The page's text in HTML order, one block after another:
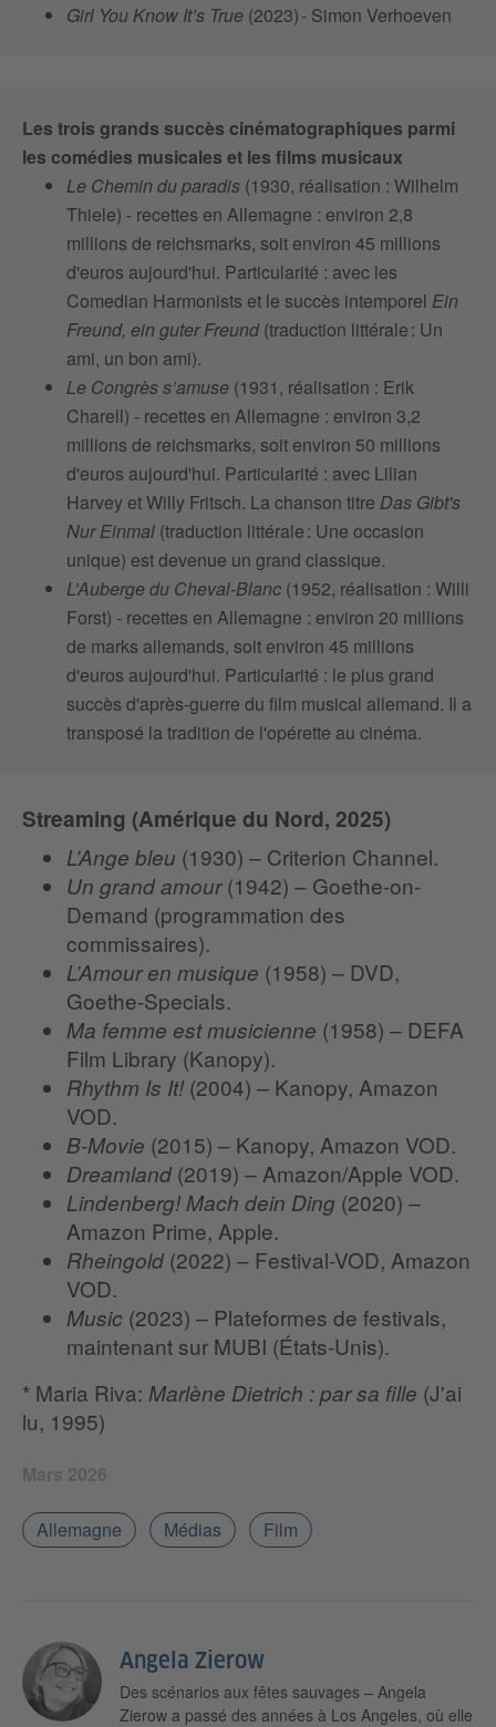
Girl You Know It’s True (2023) - Simon Verhoeven
Les trois grands succès cinématographiques parmi
les comédies musicales et les films musicaux
Le Chemin du paradis (1930, réalisation : Wilhelm
Thiele) - recettes en Allemagne : environ 2,8
millions de reichsmarks, soit environ 45 millions
d'euros aujourd'hui. Particularité : avec les
Comedian Harmonists et le succès intemporel Ein
Freund, ein guter Freund(traduction littérale : Un
ami, un bon ami).
Le Congrès s’amuse (1931, réalisation : Erik
Charell) - recettes en Allemagne : environ 3,2
millions de reichsmarks, soit environ 50 millions
d'euros aujourd'hui. Particularité : avec Lilian
Harvey et Willy Fritsch. La chanson titre Das Gibt's
Nur Einmal (traduction littérale : Une occasion
unique) est devenue un grand classique.
L’Auberge du Cheval-Blanc (1952, réalisation : Willi
Forst) - recettes en Allemagne : environ 20 millions
de marks allemands, soit environ 45 millions
d'euros aujourd'hui. Particularité : le plus grand
succès d'après-guerre du film musical allemand. Il a
transposé la tradition de l'opérette au cinéma.
Streaming (Amérique du Nord, 2025)
L’Ange bleu (1930) – Criterion Channel.
Un grand amour(1942) – Goethe-on-
Demand (programmation des
commissaires).
L’Amour en musique (1958) – DVD,
Goethe-Specials.
Ma femme est musicienne (1958) – DEFA
Film Library (Kanopy).
Rhythm Is It! (2004) – Kanopy, Amazon
VOD.
B-Movie (2015) – Kanopy, Amazon VOD.
Dreamland (2019) – Amazon/Apple VOD.
Lindenberg! Mach dein Ding (2020) –
Amazon Prime, Apple.
Rheingold (2022) – Festival-VOD, Amazon
VOD.
Music (2023) – Plateformes de festivals,
maintenant sur MUBI (États-Unis).
* Maria Riva: Marlène Dietrich : par sa fille (J'ai
lu, 1995)
Mars 2026
Allemagne Médias Film
Angela Zierow
Des scénarios aux fêtes sauvages – Angela
Zierow a passé des années à Los Angeles, où elle